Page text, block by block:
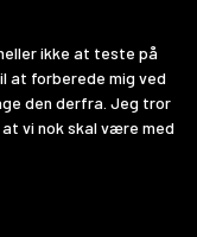
ikke at teste på
at forberede mig ved
den derfra. Jeg tror
vi nok skal være med